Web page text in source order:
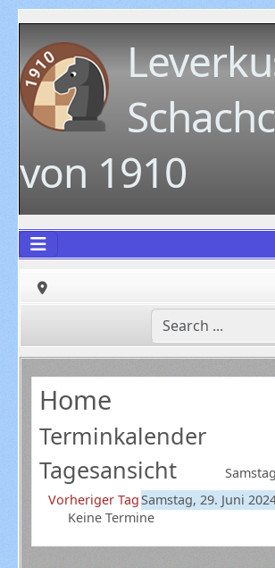
von 1910
Home
Terminkalender
Tagesansicht
Vorheriger TagSamstag, 29. Juni
Keine Termine